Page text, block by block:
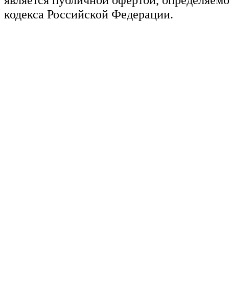
кодекса Российской Федерации.